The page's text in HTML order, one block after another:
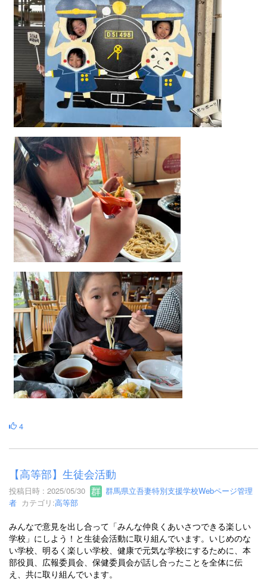
4
【高等部】生徒会活動
投稿日時 : 2025/05/30
群馬県立吾妻特別支援学校Webページ管理
者 カテゴリ:高等部
みんなで意見を出し合って「みんな仲良くあいさつできる楽しい
学校」にしよう！と生徒会活動に取り組んでいます。いじめのな
い学校、明るく楽しい学校、健康で元気な学校にするために、本
部役員、広報委員会、保健委員会が話し合ったことを全体に伝
え、共に取り組んでいます。